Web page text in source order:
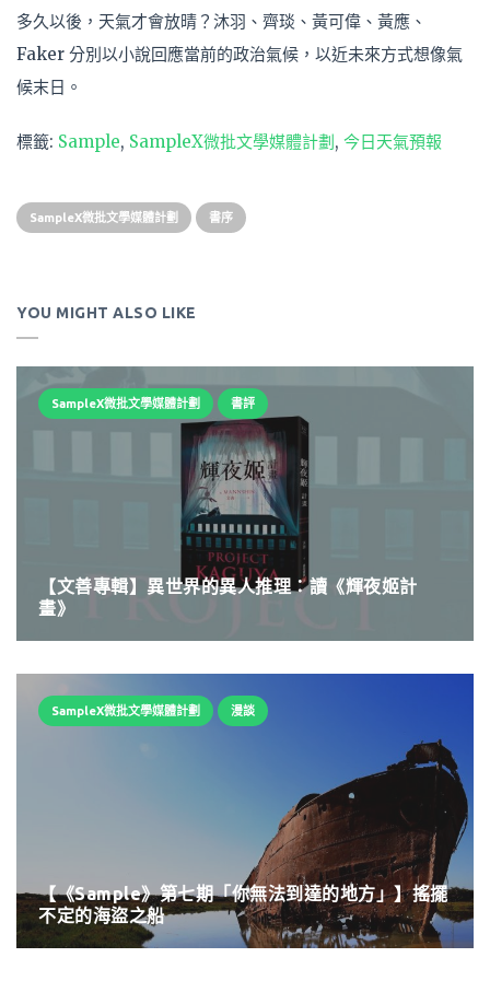
多久以後，天氣才會放晴？沐羽、齊琰、黃可偉、黃應、
Faker 分別以小說回應當前的政治氣候，以近未來方式想像氣
候末日。
標籤: Sample, SampleX微批文學媒體計劃, 今日天氣預報
SampleX微批文學媒體計劃 書序
YOU MIGHT ALSO LIKE
SampleX微批文學媒體計劃 書評
【文善專輯】異世界的異人推理：讀《輝夜姬計
畫》
SampleX微批文學媒體計劃 漫談
【《Sample》第七期「你無法到達的地方」】搖擺
不定的海盜之船